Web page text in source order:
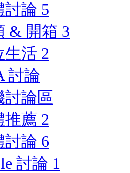
討論 5
& 開箱 3
生活 2
討論
討論區
推薦 2
討論 6
討論 1